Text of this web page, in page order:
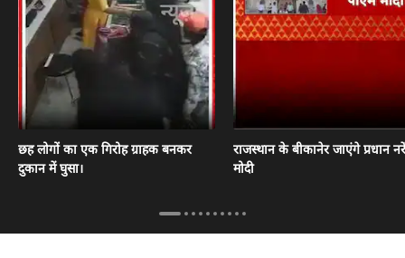
छह लोगों का एक गिरोह ग्राहक बनकर
दुकान में घुसा।
राजस्थान के बीकानेर जाएंगे प्रधान
मोदी